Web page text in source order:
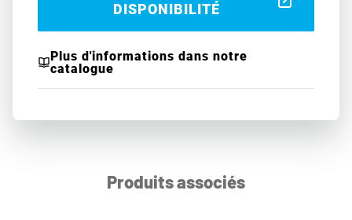
DISPONIBILITÉ
Plus d'informations dans notre
catalogue
Produits associés